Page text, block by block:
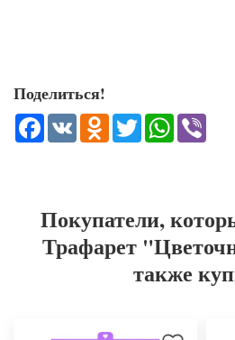
Поделиться!
Facebook
VK Odnoklassniki
TwitterWhatsApp
Покупатели,
Трафарет
также